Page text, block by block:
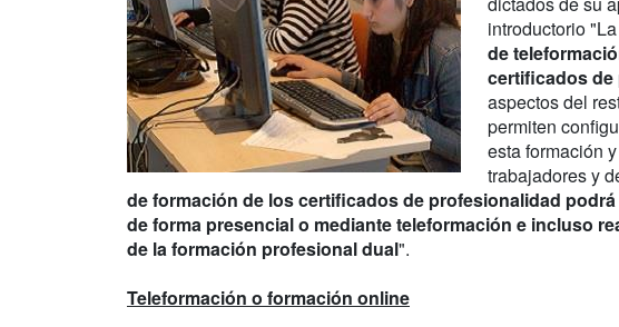
introductorio
de
certificados
aspectos del
permiten
esta formación
trabajadores y
de formación de los certificados de profesionalidad
de forma presencial o mediante teleformación e incluso
de la formación profesional dual".
Teleformación o formación online